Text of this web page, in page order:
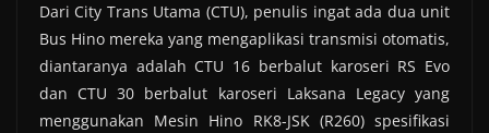
Dari City Trans Utama (CTU), penulis ingat ada dua unit
Bus Hino mereka yang mengaplikasi transmisi otomatis,
diantaranya adalah CTU 16 berbalut karoseri RS Evo
dan CTU 30 berbalut karoseri Laksana Legacy yang
menggunakan Mesin Hino RK8-JSK (R260) spesifikasi